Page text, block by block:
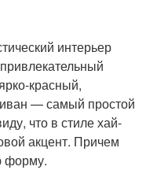
интерьер
красный,
— самый простой
что в стиле хай-
акцент. Причем
форму.